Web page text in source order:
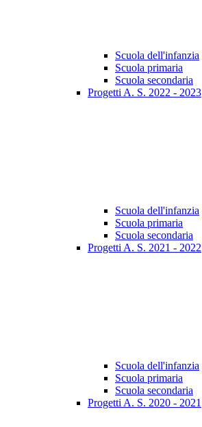
Scuola dell'infanzia
Scuola primaria
Scuola secondaria
Progetti A. S. 2022 - 2023
Scuola dell'infanzia
Scuola primaria
Scuola secondaria
Progetti A. S. 2021 - 2022
Scuola dell'infanzia
Scuola primaria
Scuola secondaria
Progetti A. S. 2020 - 2021